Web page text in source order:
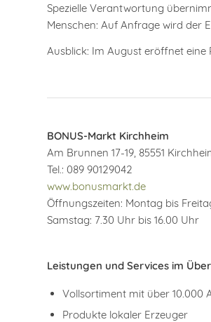
Spezielle Verantwortung
Menschen: Auf Anfrage wird der
Ausblick: Im August eröffnet eine
BONUS-Markt Kirchheim
Am Brunnen 17-19, 85551
Tel.: 089 90129042
www.bonusmarkt.de
Öffnungszeiten: Montag bis
Samstag: 7.30 Uhr bis 16.00 Uhr
Leistungen und Services im
Vollsortiment mit über 10.000
Produkte lokaler Erzeuger